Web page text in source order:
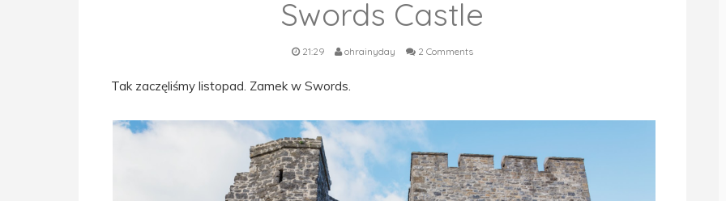
Swords Castle
21:29 ohrainyday 2 Comments
Tak zaczęliśmy listopad. Zamek w Swords.